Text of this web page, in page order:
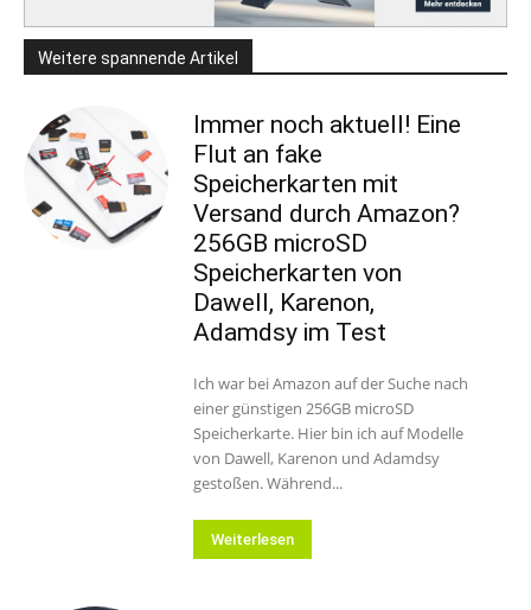
Weitere spannende Artikel
Immer noch aktuell! Eine
Flut an fake
Speicherkarten mit
Versand durch Amazon?
256GB microSD
Speicherkarten von
Dawell, Karenon,
Adamdsy im Test
Ich war bei Amazon auf der Suche nach
einer günstigen 256GB microSD
Speicherkarte. Hier bin ich auf Modelle
von Dawell, Karenon und Adamdsy
gestoßen. Während...
Weiterlesen